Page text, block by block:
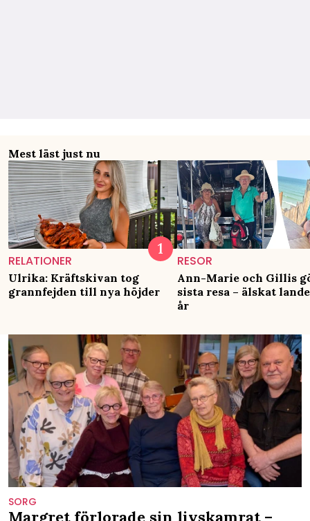
Mest läst just nu
RELATIONER
Ulrika: Kräftskivan tog
grannfejden till nya höjder
RESOR
Ann-Marie och Gillis
sista resa – älskat
år
SORG
Margret förlorade sin livskamrat –